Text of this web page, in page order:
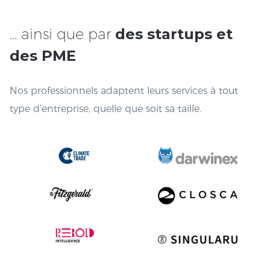
… ainsi que par des startups et
des PME
Nos professionnels adaptent leurs services à tout
type d’entreprise, quelle que soit sa taille.